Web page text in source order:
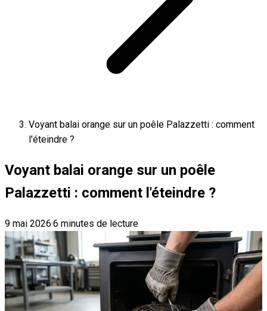
Voyant balai orange sur un poêle Palazzetti : comment
l'éteindre ?
Voyant balai orange sur un poêle
Palazzetti : comment l'éteindre ?
9 mai 2026·6 minutes de lecture